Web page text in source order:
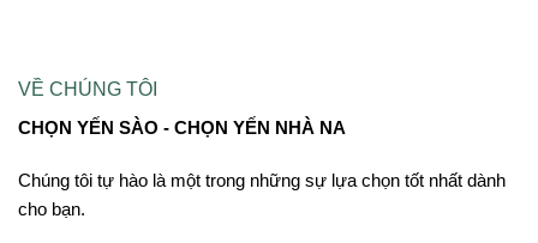
VỀ CHÚNG TÔI
CHỌN YẾN SÀO - CHỌN YẾN NHÀ NA
Chúng tôi tự hào là một trong những sự lựa chọn tốt nhất dành
cho bạn.